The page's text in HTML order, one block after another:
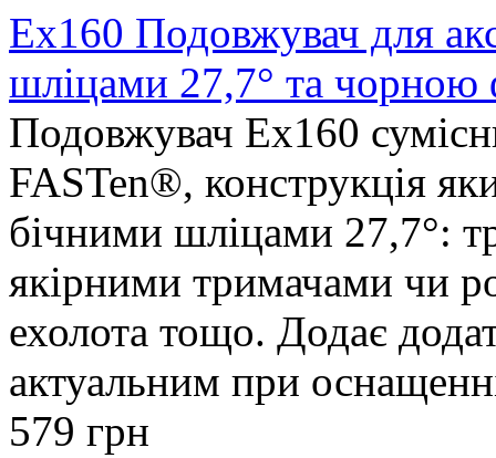
Ex160 Подовжувач для
шліцами 27,7° та
Подовжувач Ex160
FASTen®, конструкція
бічними шліцами 27,7°:
якірними тримачами чи
ехолота тощо. Додає
актуальним при
579 грн